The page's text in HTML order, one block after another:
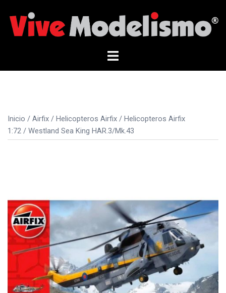
contenido
Alternar
Inicio / Airfix / Helicopteros Airfix / Helicopteros Airfix
1:72 / Westland Sea King HAR.3/Mk.43